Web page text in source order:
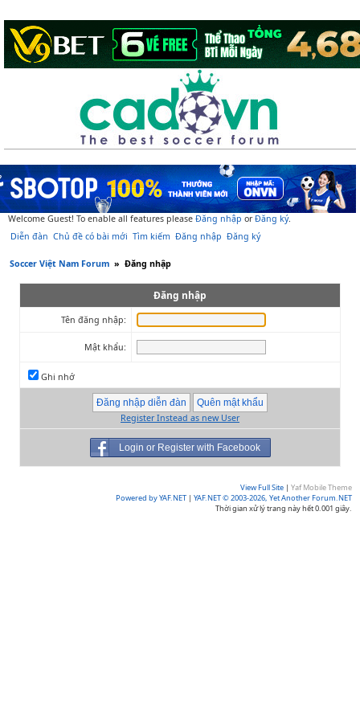
Welcome Guest! To enable all features please Đăng nhập orĐăng ký.
Diễn đàn Chủ đề có bài mới Tìm kiếm Đăng nhập Đăng ký
Soccer Việt Nam Forum » Đăng nhập
Đăng nhập
Tên đăng nhập:
Mật khẩu:
Ghi nhớ
Register Instead as new User
Login or Register with Facebook
View Full Site | Yaf Mobile Theme
Powered by YAF.NET | YAF.NET © 2003-2026, Yet Another Forum.NET
Thời gian xử lý trang này hết 0.001 giây.